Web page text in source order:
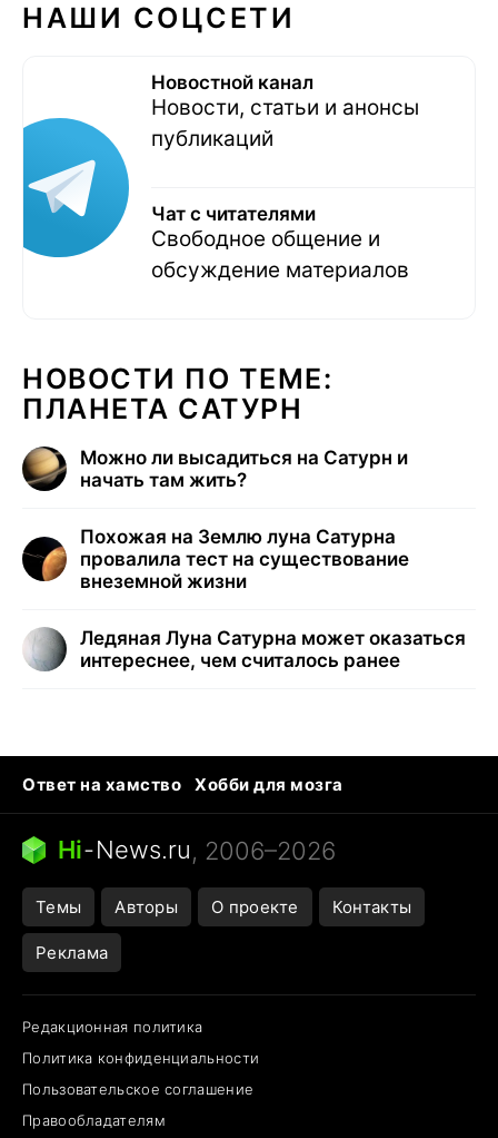
НАШИ СОЦСЕТИ
Новостной канал
Новости, статьи и анонсы
публикаций
Чат с читателями
Свободное общение и
обсуждение материалов
НОВОСТИ ПО ТЕМЕ:
ПЛАНЕТА САТУРН
Можно ли высадиться на Сатурн и
начать там жить?
Похожая на Землю луна Сатурна
провалила тест на существование
внеземной жизни
Ледяная Луна Сатурна может оказаться
интереснее, чем считалось ранее
Ответ на хамство
Хобби для мозга
Бензин 100 vs 95
Тунцы в океанариуме
Следующая пандемия
Hi-News.ru, 2006–2026
Темы Авторы О проекте Контакты
Реклама
Редакционная политика
Политика конфиденциальности
Пользовательское соглашение
Правообладателям